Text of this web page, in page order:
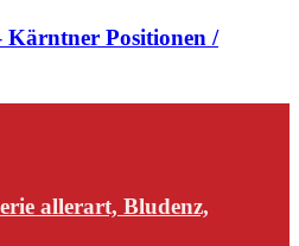
Positionen /
allerart, Bludenz,